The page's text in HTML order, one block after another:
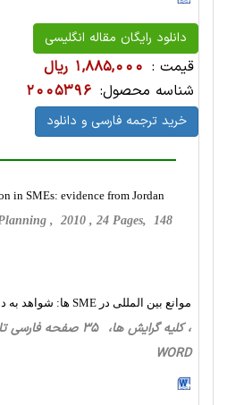
دانلود رایگان مقاله انگلیسی
قیمت : 1,885,000 ریال
شناسه محصول: 2005396
خرید ترجمه فارسی و دانلود
in SMEs: evidence from Jordan
, 2010 , 24 Pages, 148
موانع بین المللی در SME ها: شواهد به دست آمده از اُردن
WORD